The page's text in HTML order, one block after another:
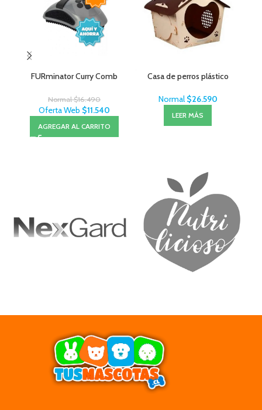
FURminator Curry Comb
Normal$16.490
Oferta Web $11.540
AGREGAR AL CARRITO
Casa de perros plástico
Normal $26.590
LEER MÁS